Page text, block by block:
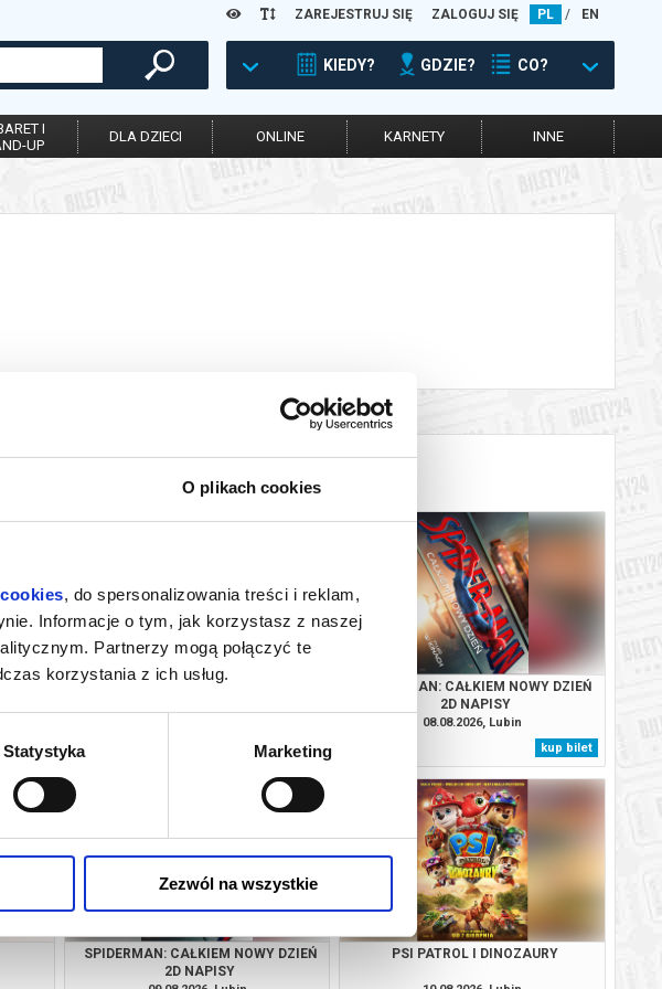
O plikach cookies
, do spersonalizowania treści i reklam,
Informacje o tym, jak korzystasz z naszej
Partnerzy mogą połączyć te
korzystania z ich usług.
Statystyka Marketing
Zezwól na wszystkie
ZAREJESTRUJ SIĘ ZALOGUJ SIĘ PL / EN
KIEDY? GDZIE? CO?
I
UP
DLA DZIECI ONLINE KARNETY INNE
info
ROBIN HOOD: KONIEC LEGENDY
kup bilet
SPIDERMAN: CAŁKIEM NOWY DZIEŃ
2D NAPISY
08.08.2026, Lubin
kup bilet
SPIDERMAN: CAŁKIEM NOWY DZIEŃ
2D NAPISY
PSI PATROL I DINOZAURY